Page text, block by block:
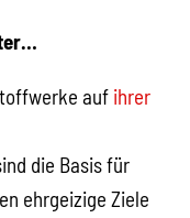
auf ihrer
die Basis für
ehrgeizige Ziele